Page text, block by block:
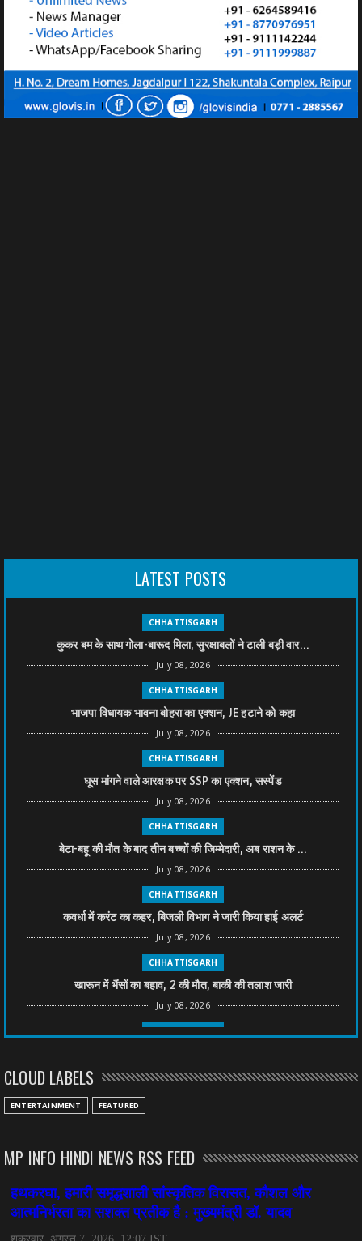
LATEST POSTS
CHHATTISGARH
कुकर बम के साथ गोला-बारूद मिला, सुरक्षाबलों ने टाली बड़ी वार...
July 08, 2026
CHHATTISGARH
भाजपा विधायक भावना बोहरा का एक्शन, JE हटाने को कहा
July 08, 2026
CHHATTISGARH
घूस मांगने वाले आरक्षक पर SSP का एक्शन, सस्पेंड
July 08, 2026
CHHATTISGARH
बेटा-बहू की मौत के बाद तीन बच्चों की जिम्मेदारी, अब राशन के ...
July 08, 2026
CHHATTISGARH
कवर्धा में करंट का कहर, बिजली विभाग ने जारी किया हाई अलर्ट
July 08, 2026
CHHATTISGARH
खारून में भैंसों का बहाव, 2 की मौत, बाकी की तलाश जारी
July 08, 2026
CHHATTISGARH
July 08, 2026
CHHATTISGARH
महादेव ऐप केस में बड़ा एक्शन, सौरभ चंद्राकर हिरासत में
July 08, 2026
CHHATTISGARH
CLOUD LABELS
ENTERTAINMENT FEATURED
MP INFO HINDI NEWS RSS FEED